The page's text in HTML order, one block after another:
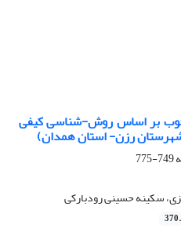
بر اساس روش-شناسی کیفی
رزن- استان همدان)
749-775
سکینه حسینی رودبارکی